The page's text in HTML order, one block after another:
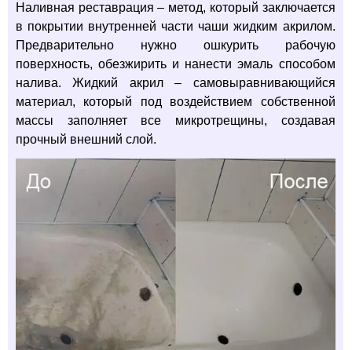
Наливная реставрация – метод, который заключается
в покрытии внутренней части чаши жидким акрилом.
Предварительно нужно ошкурить рабочую
поверхность, обезжирить и нанести эмаль способом
налива. Жидкий акрил – самовыравнивающийся
материал, который под воздействием собственной
массы заполняет все микротрещины, создавая
прочный внешний слой.